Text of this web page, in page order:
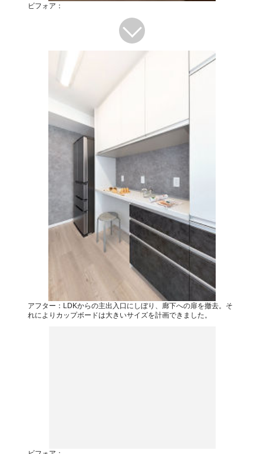
ビフォア：
アフター：LDKからの主出入口にしぼり、廊下への扉を撤去。そ
れによりカップボードは大きいサイズを計画できました。